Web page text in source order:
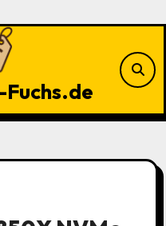
Fuchs.de